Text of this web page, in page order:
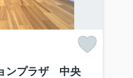
ンプラザ 中央